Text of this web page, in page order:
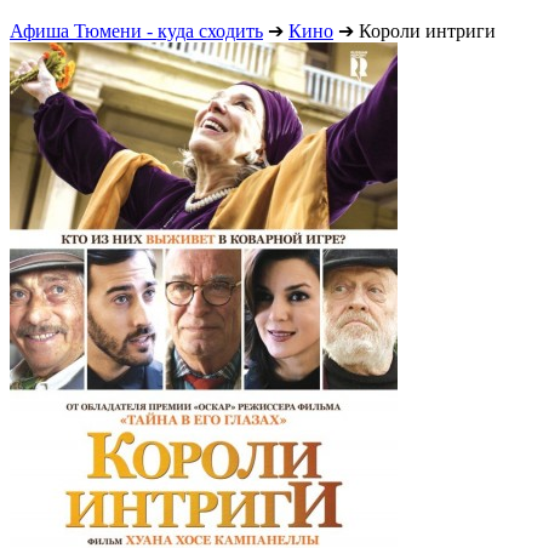
Афиша Тюмени - куда сходить ➔ Кино ➔ Короли интриги